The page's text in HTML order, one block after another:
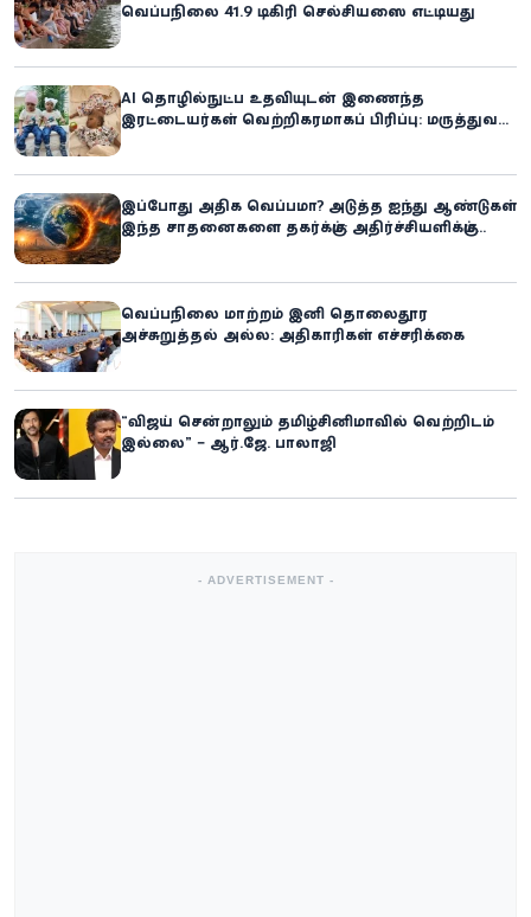
வெப்பநிலை 41.9 டிகிரி செல்சியஸை எட்டியது
AI தொழில்நுட்ப உதவியுடன் இணைந்த
இரட்டையர்கள் வெற்றிகரமாகப் பிரிப்பு: மருத்துவ
இப்போது அதிக வெப்பமா? அடுத்த ஐந்து ஆண்டுகள்
இந்த சாதனைகளை தகர்க்கும்: அதிர்ச்சியளிக்கும்
வெப்பநிலை மாற்றம் இனி தொலைதூர
அச்சுறுத்தல் அல்ல: அதிகாரிகள் எச்சரிக்கை
“விஜய் சென்றாலும் தமிழ்சினிமாவில் வெற்றிடம்
இல்லை” – ஆர்.ஜே. பாலாஜி
- ADVERTISEMENT -